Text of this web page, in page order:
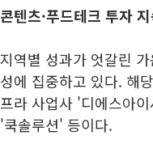
콘텐츠·푸드테크 투자
지역별 성과가 엇갈린
성에 집중하고 있다. 해
프라 사업사 '디에스아
'쿡솔루션' 등이다.